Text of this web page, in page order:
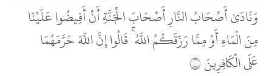
وَنَادَىٰ أَصْحَابُ النَّارِ أَصْحَابَ الْجَنَّةِ أَنْ أَفِيضُوا عَلَيْنَا
مِنَ الْمَاءِ أَوْ مِمَّا رَزَقَكُمُ اللَّهُ ۚ قَالُوا إِنَّ اللَّهَ حَرَّمَهُمَا
عَلَى الْكَافِرِينَ ۝